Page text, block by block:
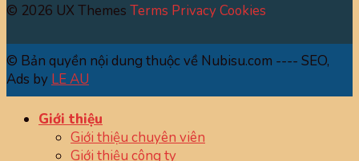
© 2026 UX Themes Terms PrivacyCookies
© Bản quyền nội dung thuộc về Nubisu.com ---- SEO,
Ads by LE AU
Giới thiệu
Giới thiệu chuyên viên
Giới thiệu công ty